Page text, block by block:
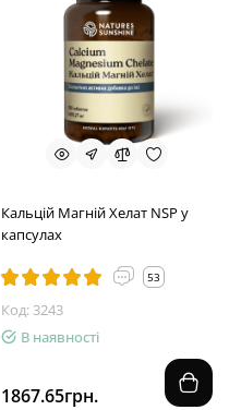
Кальцій Магній Хелат NSP у
капсулах
53
Код: 3243
В наявності
1867.65грн.